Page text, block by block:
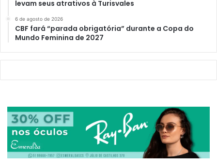
levam seus atrativos à Turisvales
6 de agosto de 2026
CBF fará “parada obrigatória” durante a Copa do
Mundo Feminina de 2027